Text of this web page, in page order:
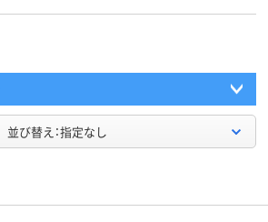
並び替え：指定なし